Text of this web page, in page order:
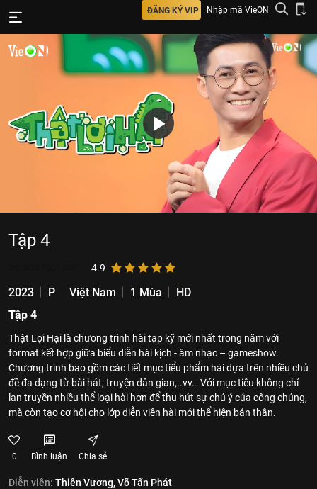
ĐĂNG KÝ VIP Nhập mã VieON
Tập 4
4.9
2023 P Việt Nam 1 Mùa
HD
Tập 4
Thật Lợi Hại là chương trình hài tạp kỹ mới nhất trong năm với
format kết hợp giữa biểu diễn hài kịch - âm nhạc – gameshow.
Chương trình bao gồm các tiết mục tiểu phẩm hài dựa trên nhiều chủ
đề đa dạng từ bài hát, truyện dân gian,..vv… Với mục tiêu không chỉ
lan truyền nhiều thể loại hài hơn để thu hút sự chú ý của công chúng,
mà còn tạo cơ hội cho lớp diễn viên hài mới thể hiện bản thân.
0 Bình luận Chia sẻ
Diễn viên: Thiên Vương,Võ Tấn Phát